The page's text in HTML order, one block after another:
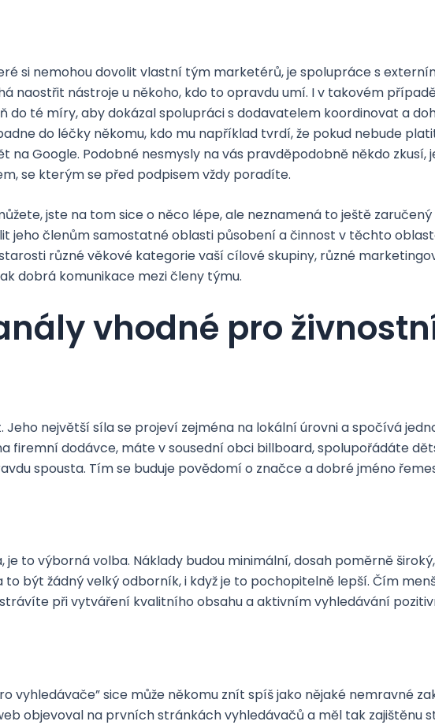
si nemohou dovolit vlastní tým marketérů, je spolupráce s
naostřit nástroje u někoho, kdo to opravdu umí. I v takovém
té míry, aby dokázal spolupráci s dodavatelem koordinovat a
do léčky někomu, kdo mu například tvrdí, že pokud nebude
na Google. Podobné nesmysly na vás pravděpodobně někdo zkusí,
se kterým se před podpisem vždy poradíte.
jste na tom sice o něco lépe, ale neznamená to ještě
jeho členům samostatné oblasti působení a činnost v těchto
různé věkové kategorie vaší cílové skupiny, různé
dobrá komunikace mezi členy týmu.
vhodné pro
největší síla se projeví zejména na lokální úrovni a spočívá
firemní dodávce, máte v sousední obci billboard, spolupořádáte
spousta. Tím se buduje povědomí o značce a dobré jméno
je to výborná volba. Náklady budou minimální, dosah poměrně
být žádný velký odborník, i když je to pochopitelně lepší. Čím
při vytváření kvalitního obsahu a aktivním vyhledávání
vyhledávače” sice může někomu znít spíš jako nějaké nemravné
objevoval na prvních stránkách vyhledávačů a měl tak zajištěnu